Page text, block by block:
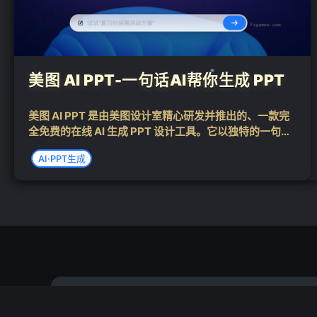
美图 AI PPT-一句话AI帮你生成 PPT
美图 AI PPT 是由美图设计室精心研发并推出的、一款完
全免费的在线 AI 生成 PPT 设计工具。它以独特的一句话
AI 生成 PPT 功能为核心，用户只需输入一句简洁的需求
描述，便能迅速获得一份专业级别的 PPT 演示文稿。无
AI·PPT生成